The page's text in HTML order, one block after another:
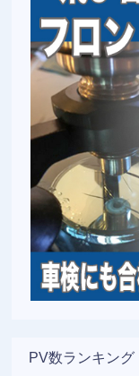
PV数ランキング